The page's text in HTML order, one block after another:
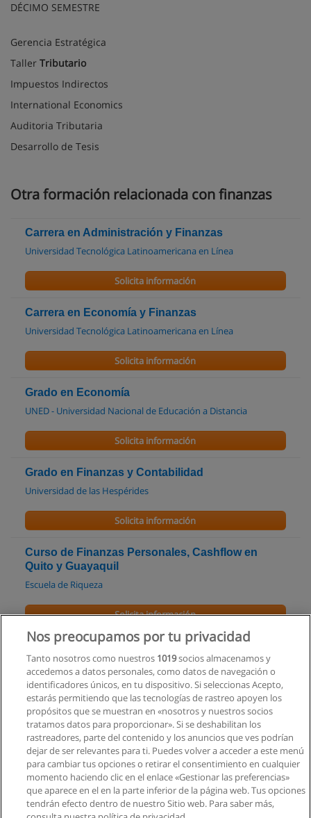
DÉCIMO SEMESTRE
Gerencia Estratégica
Taller Tributario
Impuestos Indirectos
International Economics
Auditoria Tributaria
Desarrollo de Tesis
Otra formación relacionada con finanzas
Carrera en Administración y Finanzas
Universidad Tecnológica Latinoamericana en Línea
Solicita información
Carrera en Economía y Finanzas
Universidad Tecnológica Latinoamericana en Línea
Solicita información
Grado en Economía
UNED - Universidad Nacional de Educación a Distancia
Solicita información
Grado en Finanzas y Contabilidad
Universidad de las Hespérides
Solicita información
Curso de Finanzas Personales, Cashflow en
Quito y Guayaquil
Escuela de Riqueza
Solicita información
Curso Online Gratis de Finanzas Personales
Escuela de Riqueza
Solicita información
Curso de Certificación Analista Financiero
Centrhum
Solicita información
Nos preocupamos por tu privacidad
Tanto nosotros como nuestros 1019socios almacenamos y
accedemos a datos personales, como datos de navegación o
identificadores únicos, en tu dispositivo. Si seleccionas Acepto,
estarás permitiendo que las tecnologías de rastreo apoyen los
propósitos que se muestran en «nosotros y nuestros socios
tratamos datos para proporcionar». Si se deshabilitan los
rastreadores, parte del contenido y los anuncios que ves podrían
dejar de ser relevantes para ti. Puedes volver a acceder a este menú
para cambiar tus opciones o retirar el consentimiento en cualquier
momento haciendo clic en el enlace «Gestionar las preferencias»
que aparece en el en la parte inferior de la página web. Tus opciones
tendrán efecto dentro de nuestro Sitio web. Para saber más,